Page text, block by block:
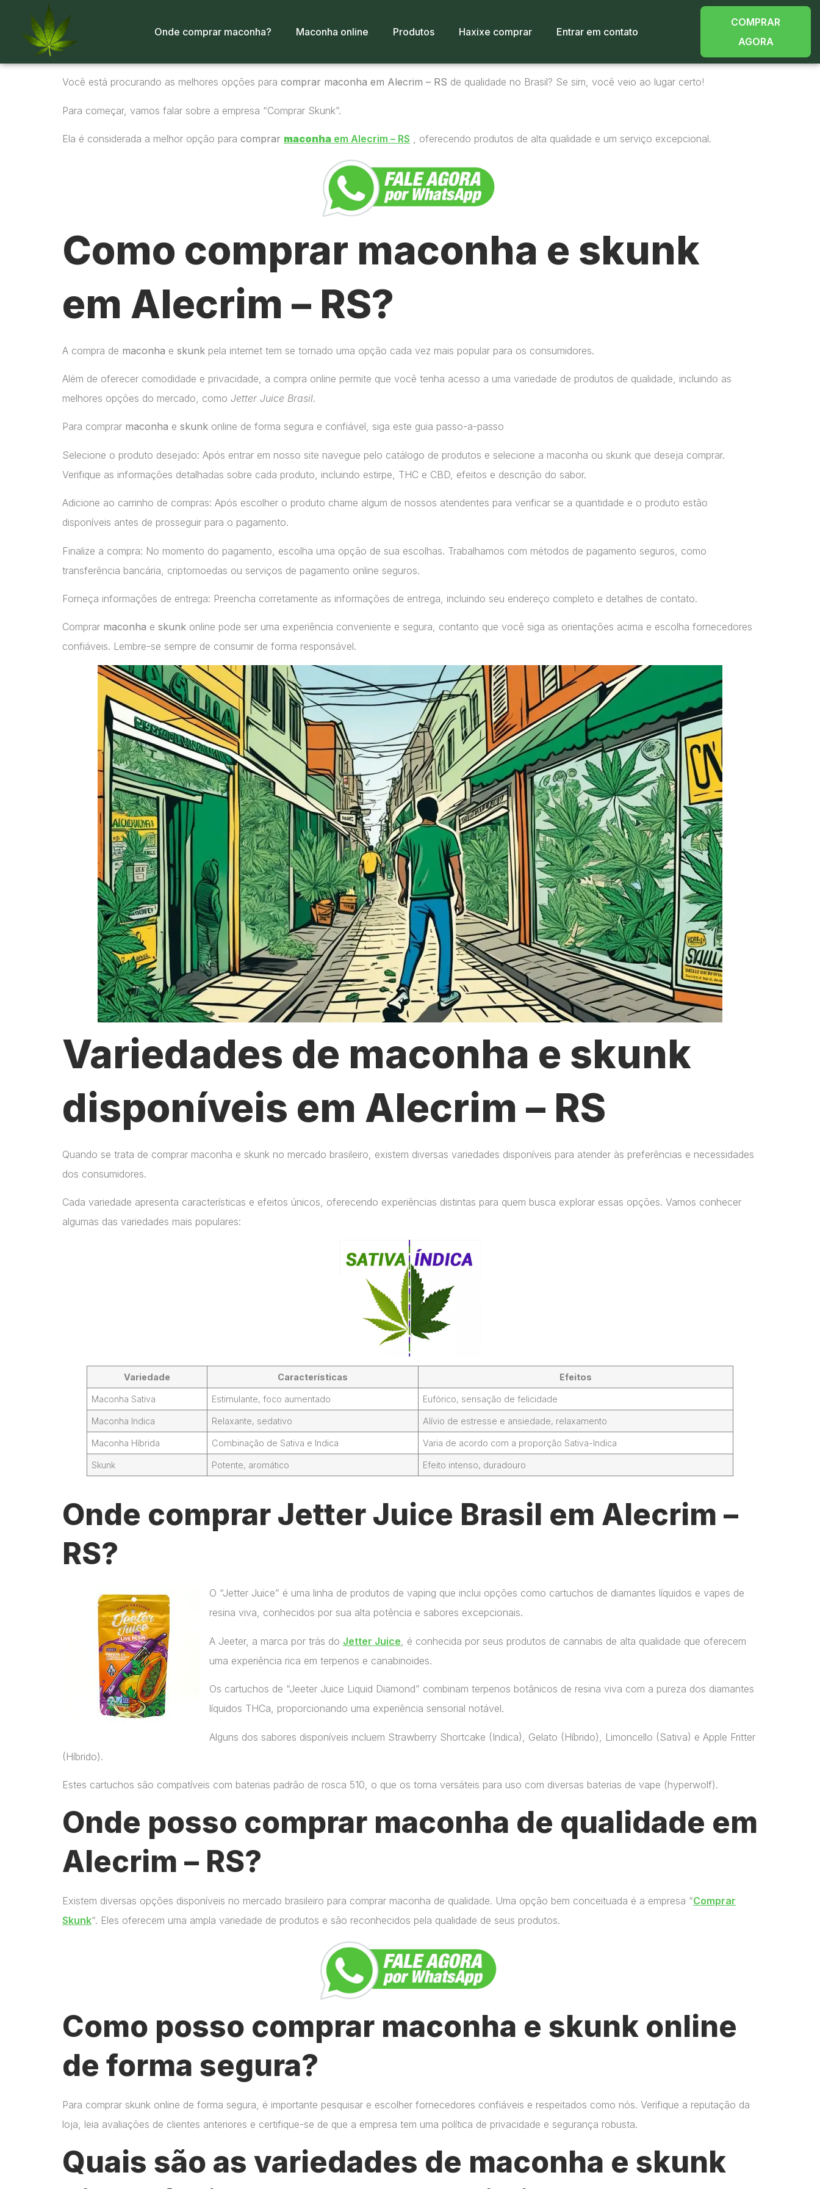
Onde comprar maconha? Maconha online Produtos Haxixe comprar Entrar em contato
COMPRAR
AGORA
Você está procurando as melhores opções para comprar maconha em Alecrim – RS de qualidade no Brasil? Se sim, você veio ao lugar certo!
Para começar, vamos falar sobre a empresa “Comprar Skunk”.
Ela é considerada a melhor opção para comprar maconha em Alecrim – RS , oferecendo produtos de alta qualidade e um serviço excepcional.
Como comprar maconha e skunk
em Alecrim – RS?
A compra de maconha e skunk pela internet tem se tornado uma opção cada vez mais popular para os consumidores.
Além de oferecer comodidade e privacidade, a compra online permite que você tenha acesso a uma variedade de produtos de qualidade, incluindo as
melhores opções do mercado, como Jetter Juice Brasil.
Para comprar maconha e skunk online de forma segura e confiável, siga este guia passo-a-passo
Selecione o produto desejado: Após entrar em nosso site navegue pelo catálogo de produtos e selecione a maconha ou skunk que deseja comprar.
Verifique as informações detalhadas sobre cada produto, incluindo estirpe, THC e CBD, efeitos e descrição do sabor.
Adicione ao carrinho de compras: Após escolher o produto chame algum de nossos atendentes para verificar se a quantidade e o produto estão
disponíveis antes de prosseguir para o pagamento.
Finalize a compra: No momento do pagamento, escolha uma opção de sua escolhas. Trabalhamos com métodos de pagamento seguros, como
transferência bancária, criptomoedas ou serviços de pagamento online seguros.
Forneça informações de entrega: Preencha corretamente as informações de entrega, incluindo seu endereço completo e detalhes de contato.
Comprar maconha e skunk online pode ser uma experiência conveniente e segura, contanto que você siga as orientações acima e escolha fornecedores
confiáveis. Lembre-se sempre de consumir de forma responsável.
Variedades de maconha e skunk
disponíveis em Alecrim – RS
Quando se trata de comprar maconha e skunk no mercado brasileiro, existem diversas variedades disponíveis para atender às preferências e necessidades
dos consumidores.
Cada variedade apresenta características e efeitos únicos, oferecendo experiências distintas para quem busca explorar essas opções. Vamos conhecer
algumas das variedades mais populares:
Variedade Características Efeitos
Maconha Sativa Estimulante, foco aumentado Eufórico, sensação de felicidade
Maconha Indica Relaxante, sedativo Alívio de estresse e ansiedade, relaxamento
Maconha Híbrida Combinação de Sativa e Indica Varia de acordo com a proporção Sativa-Indica
Skunk Potente, aromático Efeito intenso, duradouro
Onde comprar Jetter Juice Brasil em Alecrim –
RS?
O “Jetter Juice” é uma linha de produtos de vaping que inclui opções como cartuchos de diamantes líquidos e vapes de
resina viva, conhecidos por sua alta potência e sabores excepcionais.
A Jeeter, a marca por trás do Jetter Juice , é conhecida por seus produtos de cannabis de alta qualidade que oferecem
uma experiência rica em terpenos e canabinoides.
Os cartuchos de “Jeeter Juice Liquid Diamond” combinam terpenos botânicos de resina viva com a pureza dos diamantes
líquidos THCa, proporcionando uma experiência sensorial notável.
Alguns dos sabores disponíveis incluem Strawberry Shortcake (Indica), Gelato (Híbrido), Limoncello (Sativa) e Apple Fritter
(Híbrido).
Estes cartuchos são compatíveis com baterias padrão de rosca 510, o que os torna versáteis para uso com diversas baterias de vape​ (hyperwolf)​.
Onde posso comprar maconha de qualidade em
Alecrim – RS?
Existem diversas opções disponíveis no mercado brasileiro para comprar maconha de qualidade. Uma opção bem conceituada é a empresa “Comprar
Skunk“. Eles oferecem uma ampla variedade de produtos e são reconhecidos pela qualidade de seus produtos.
Como posso comprar maconha e skunk online
de forma segura?
Para comprar skunk online de forma segura, é importante pesquisar e escolher fornecedores confiáveis e respeitados como nós. Verifique a reputação da
loja, leia avaliações de clientes anteriores e certifique-se de que a empresa tem uma política de privacidade e segurança robusta.
Quais são as variedades de maconha e skunk